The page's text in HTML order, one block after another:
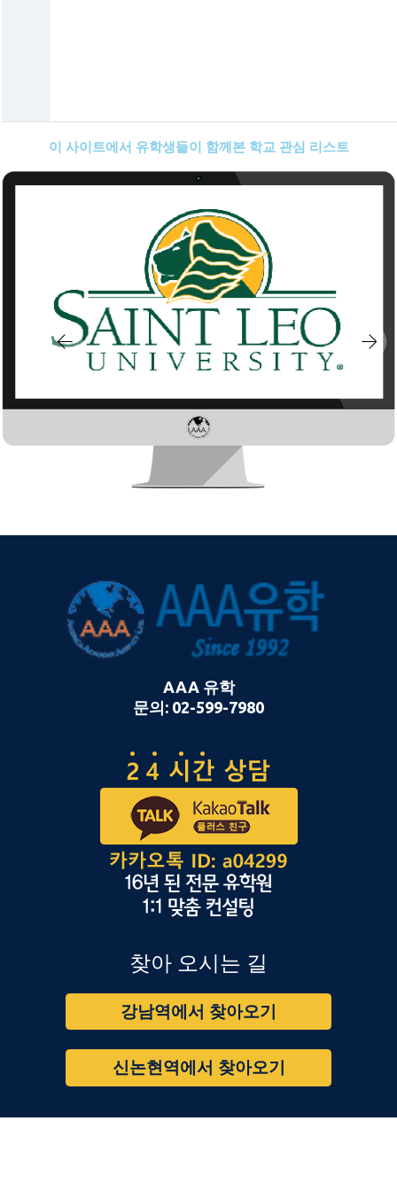
이 사이트에서 유학생들이 함께본 학교 관심 리스트
AAA 유학
문의: 02-599-7980
찾아 오시는 길
강남역에서 찾아오기
신논현역에서 찾아오기